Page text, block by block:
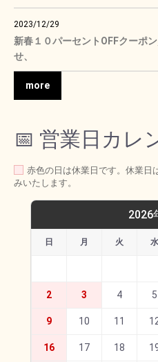
2023/12/29
新春１０パーセントOFFクーポ
せ、
more
📅 営業日カレ
赤色の日は休業日です。休業日
みいたします。
2026
日 月 火 水
2 3 4 5
9 10 11
16 17 18